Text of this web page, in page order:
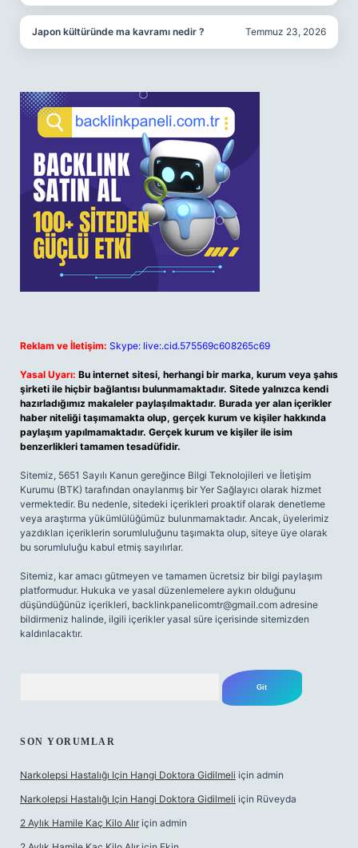
Japon kültüründe ma kavramı nedir ? Temmuz 23, 2026
Reklam ve İletişim: Skype: live:.cid.575569c608265c69
Yasal Uyarı: Bu internet sitesi, herhangi bir marka, kurum veya şahıs
şirketi ile hiçbir bağlantısı bulunmamaktadır. Sitede yalnızca kendi
hazırladığımız makaleler paylaşılmaktadır. Burada yer alan içerikler
haber niteliği taşımamakta olup, gerçek kurum ve kişiler hakkında
paylaşım yapılmamaktadır. Gerçek kurum ve kişiler ile isim
benzerlikleri tamamen tesadüfidir.
Sitemiz, 5651 Sayılı Kanun gereğince Bilgi Teknolojileri ve İletişim
Kurumu (BTK) tarafından onaylanmış bir Yer Sağlayıcı olarak hizmet
vermektedir. Bu nedenle, sitedeki içerikleri proaktif olarak denetleme
veya araştırma yükümlülüğümüz bulunmamaktadır. Ancak, üyelerimiz
yazdıkları içeriklerin sorumluluğunu taşımakta olup, siteye üye olarak
bu sorumluluğu kabul etmiş sayılırlar.
Sitemiz, kar amacı gütmeyen ve tamamen ücretsiz bir bilgi paylaşım
platformudur. Hukuka ve yasal düzenlemelere aykırı olduğunu
düşündüğünüz içerikleri, backlinkpanelicomtr@gmail.com adresine
bildirmeniz halinde, ilgili içerikler yasal süre içerisinde sitemizden
kaldırılacaktır.
SON YORUMLAR
Narkolepsi Hastalığı Için Hangi Doktora Gidilmeli için admin
Narkolepsi Hastalığı Için Hangi Doktora Gidilmeli için Rüveyda
2 Aylık Hamile Kaç Kilo Alır için admin